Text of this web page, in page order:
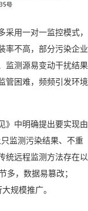
用一对一监控模式，
率不高，部分污染企业
监测源易变动干扰结果
管困难，频频引发环境
》中明确提出要实现由
监测污染结果、不重
统远程监测方法存在以
多，数据易篡改；
大规模推广。